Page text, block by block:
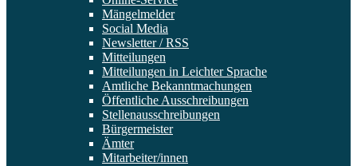
Mängelmelder
Social Media
Newsletter / RSS
Mitteilungen
Mitteilungen in Leichter Sprache
Amtliche Bekanntmachungen
Öffentliche Ausschreibungen
Stellenausschreibungen
Bürgermeister
Ämter
Mitarbeiter/innen